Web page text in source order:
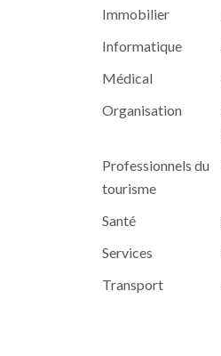
Immobilier
Informatique
Médical
Organisation
Professionnels du
tourisme
Santé
Services
Transport